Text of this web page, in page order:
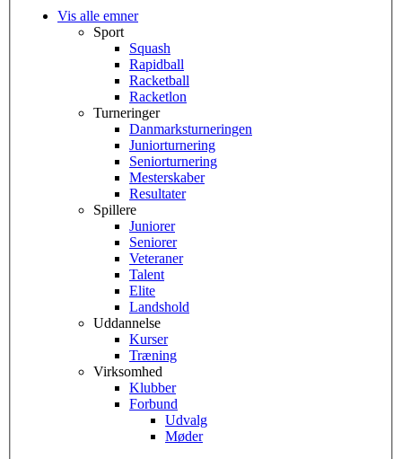
Vis alle emner
Sport
Squash
Rapidball
Racketball
Racketlon
Turneringer
Danmarksturneringen
Juniorturnering
Seniorturnering
Mesterskaber
Resultater
Spillere
Juniorer
Seniorer
Veteraner
Talent
Elite
Landshold
Uddannelse
Kurser
Træning
Virksomhed
Klubber
Forbund
Udvalg
Møder